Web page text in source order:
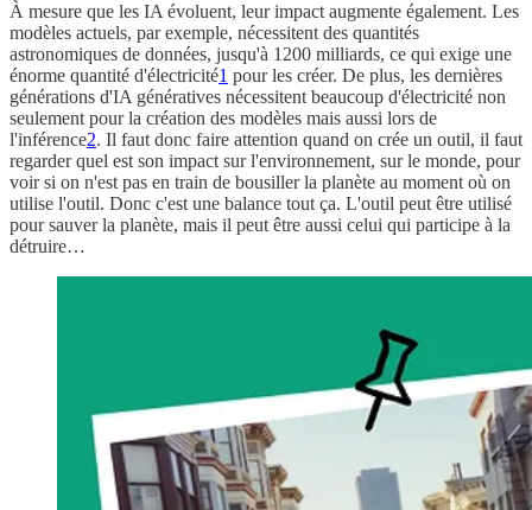
À mesure que les IA évoluent, leur impact augmente également. Les
modèles actuels, par exemple, nécessitent des quantités
astronomiques de données, jusqu'à 1200 milliards, ce qui exige une
énorme quantité d'électricité1 pour les créer. De plus, les dernières
générations d'IA génératives nécessitent beaucoup d'électricité non
seulement pour la création des modèles mais aussi lors de
l'inférence2. Il faut donc faire attention quand on crée un outil, il faut
regarder quel est son impact sur l'environnement, sur le monde, pour
voir si on n'est pas en train de bousiller la planète au moment où on
utilise l'outil. Donc c'est une balance tout ça. L'outil peut être utilisé
pour sauver la planète, mais il peut être aussi celui qui participe à la
détruire…